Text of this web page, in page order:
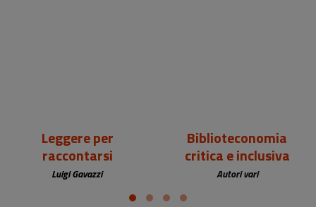
Leggere per
raccontarsi
Luigi Gavazzi
Biblioteconomia
critica e inclusiva
Autori vari